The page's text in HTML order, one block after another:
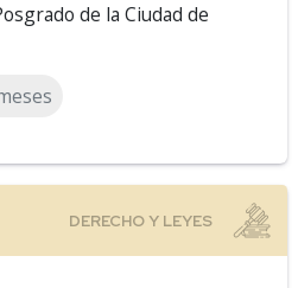
de la Ciudad de